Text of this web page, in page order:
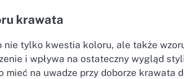
krawata
tylko kwestia koloru, ale także
i wpływa na ostateczny wygląd
mieć na uwadze przy doborze krawata